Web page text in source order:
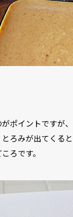
ポイントですが、
ろみが出てくると
ろです。